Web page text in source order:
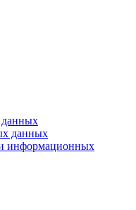
данных
данных
информационных